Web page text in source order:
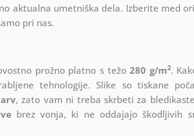
aktualna umetniška dela. Izberite med
pri nas.
prožno platno s težo280 g/m2.
tehnologije. Slike so tiskane
, zato vam ni treba skrbeti za
brez vonja, ki ne oddajajo škodljivih